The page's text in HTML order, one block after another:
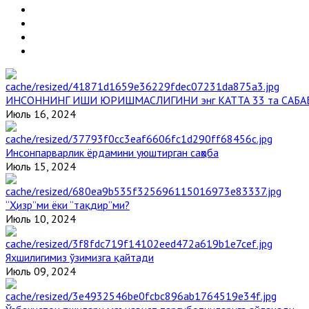
ИНСОННИНГ ИШИ ЮРИШМАСЛИГИНИ энг КАТТА 33 та
Июль 16, 2024
Инсонпарварлик ёрдамини уюштирган саҳоба
Июль 15, 2024
“Ҳизр”ми ёки “тақдир”ми?
Июль 10, 2024
Яхшилигимиз ўзимизга қайтади
Июль 09, 2024